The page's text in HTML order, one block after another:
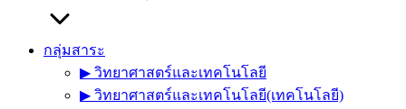
กลุ่มสาระ
▶︎ วิทยาศาสตร์และเทคโนโลยี
▶︎ วิทยาศาสตร์และเทคโนโลยี(เทคโนโลยี)